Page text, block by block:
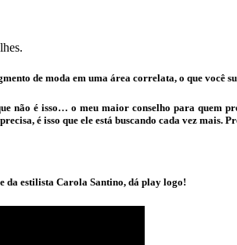
de moda em uma área correlata, o que você
não é isso… o meu maior conselho para quem
é isso que ele está buscando cada vez mais.
da estilista Carola Santino, dá play logo!